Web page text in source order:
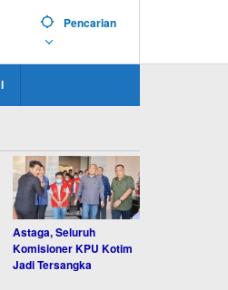
Pencarian
Astaga, Seluruh
Komisioner KPU Kotim
Jadi Tersangka